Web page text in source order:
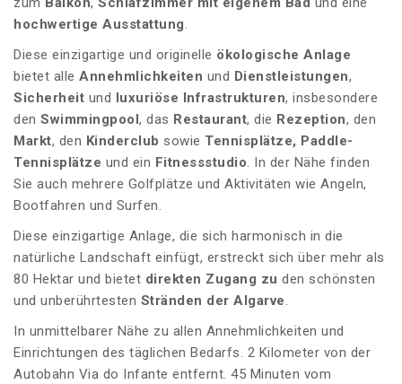
hochwertige Ausstattung.
Diese einzigartige und originelle ökologische Anlage
bietet alle Annehmlichkeiten und Dienstleistungen,
Sicherheit und luxuriöse Infrastrukturen, insbesondere
den Swimmingpool , das Restaurant, die Rezeption, den
Markt, den Kinderclub sowie Tennisplätze, Paddle-
Tennisplätze und ein Fitnessstudio. In der Nähe finden
Sie auch mehrere Golfplätze und Aktivitäten wie Angeln,
Bootfahren und Surfen.
Diese einzigartige Anlage, die sich harmonisch in die
natürliche Landschaft einfügt, erstreckt sich über mehr als
80 Hektar und bietet direkten Zugang zu den schönsten
und unberührtesten Stränden der Algarve.
In unmittelbarer Nähe zu allen Annehmlichkeiten und
Einrichtungen des täglichen Bedarfs. 2 Kilometer von der
Autobahn Via do Infante entfernt. 45 Minuten vom